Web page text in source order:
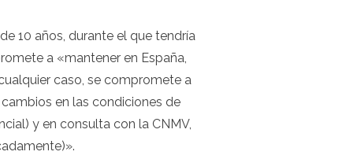
10 años, durante el que tendría
a «mantener en España,
caso, se compromete a
en las condiciones de
y en consulta con la CNMV,